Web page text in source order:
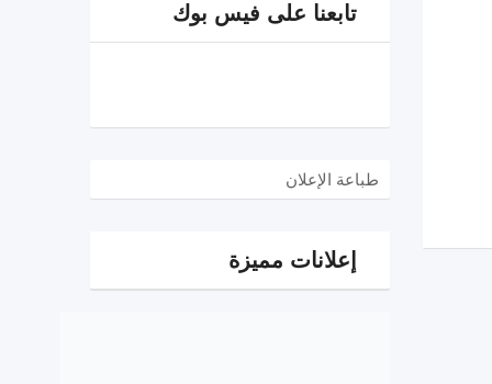
تابعنا على فيس بوك
طباعة الإعلان
إعلانات مميزة